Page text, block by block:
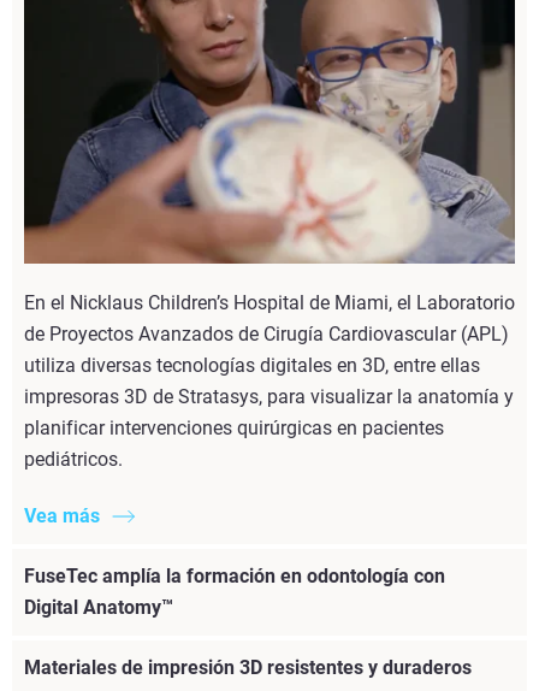
En el Nicklaus Children’s Hospital de Miami, el Laboratorio
de Proyectos Avanzados de Cirugía Cardiovascular (APL)
utiliza diversas tecnologías digitales en 3D, entre ellas
impresoras 3D de Stratasys, para visualizar la anatomía y
planificar intervenciones quirúrgicas en pacientes
pediátricos.
Vea más
FuseTec amplía la formación en odontología con
Digital Anatomy™
Materiales de impresión 3D resistentes y duraderos